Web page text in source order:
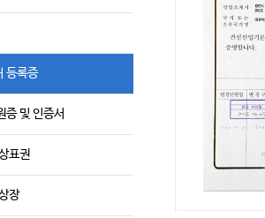
등록증
증 및 인증서
표권
장